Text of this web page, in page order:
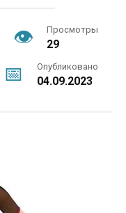
Просмотры
29
Опубликовано
04.09.2023